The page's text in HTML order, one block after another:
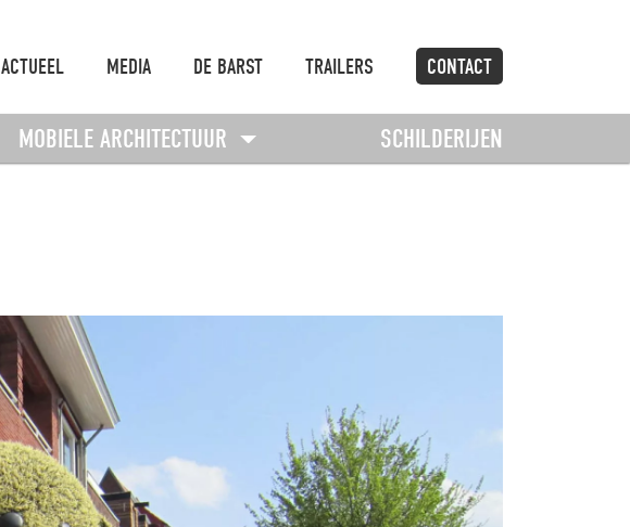
ACTUEEL MEDIA DE BARST TRAILERS CONTACT
MOBIELE ARCHITECTUUR SCHILDERIJEN